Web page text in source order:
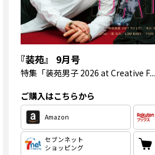
『装苑』 9月号
特集 「装苑男子 2026 at Creative F...
ご購入はこちらから
Amazon
セブンネット
ショッピング